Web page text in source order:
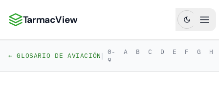
TarmacView: Análisis de Aviación de Precisión
TarmacView
← GLOSARIO DE AVIACIÓN| 0-
9
A B C D E F G H